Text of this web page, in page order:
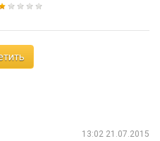
13:02 21.07.2015